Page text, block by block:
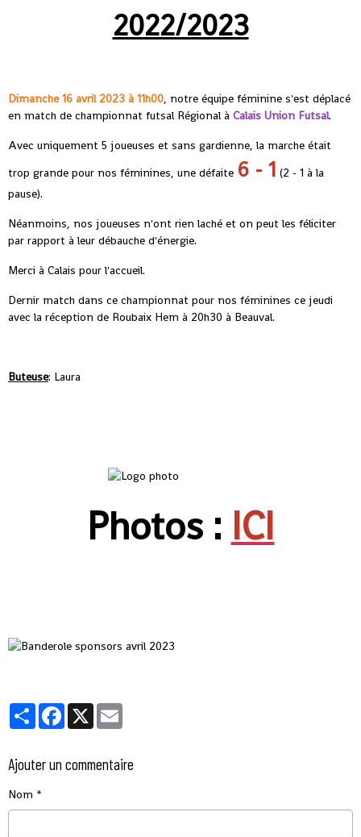
2022/2023
Dimanche 16 avril 2023 à 11h00, notre équipe féminine s'est déplacé
en match de championnat futsal Régional à Calais Union Futsal.
Avec uniquement 5 joueuses et sans gardienne, la marche était
trop grande pour nos féminines, une défaite 6 - 1 (2 - 1 à la
pause).
Néanmoins, nos joueuses n'ont rien laché et on peut les féliciter
par rapport à leur débauche d'énergie.
Merci à Calais pour l'accueil.
Dernir match dans ce championnat pour nos féminines ce jeudi
avec la réception de Roubaix Hem à 20h30 à Beauval.
Buteuse: Laura
Photos : ICI
PartagerFacebook
X
Ajouter un commentaire
Nom